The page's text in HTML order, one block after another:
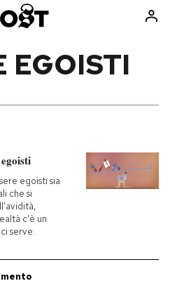
Storie/Idee
Media
Altrecose
EGOISTI
egoisti sia
che si
c'è un
serve.